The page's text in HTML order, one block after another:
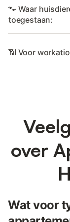
🐾 Waar
toegestaan:
📶 Voor
over
Wat voor